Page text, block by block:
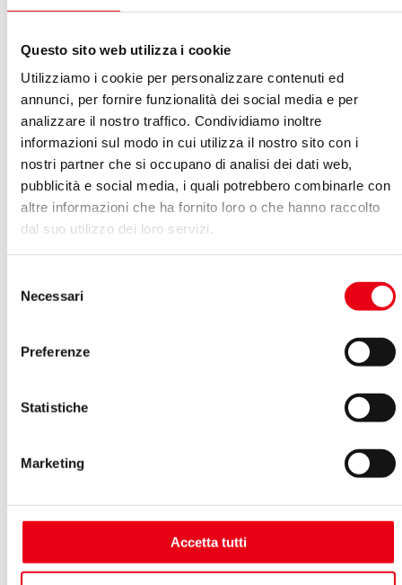
Questo sito web utilizza i cookie
Utilizziamo i cookie per personalizzare contenuti ed
annunci, per fornire funzionalità dei social media e per
analizzare il nostro traffico. Condividiamo inoltre
informazioni sul modo in cui utilizza il nostro sito con i
nostri partner che si occupano di analisi dei dati web,
pubblicità e social media, i quali potrebbero combinarle con
altre informazioni che ha fornito loro o che hanno raccolto
dal suo utilizzo dei loro servizi.
delNecessari
Preferenze
Statistiche
Marketing
Accetta tutti
Personale